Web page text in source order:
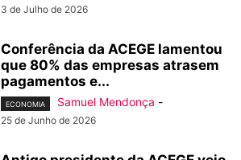
3 de Julho de 2026
Conferência da ACEGE lamentou
que 80% das empresas atrasem
pagamentos e...
ECONOMIA Samuel Mendonça -
25 de Junho de 2026